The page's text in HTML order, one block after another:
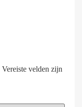
Vereiste velden zijn